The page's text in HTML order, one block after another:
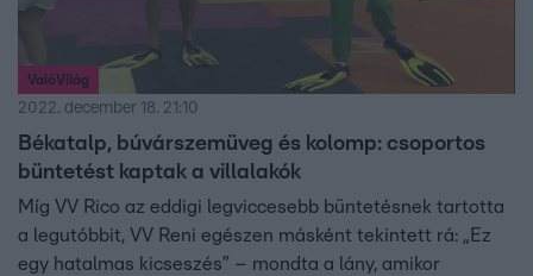
ValóVilág
2022. december 18. 21:10
Békatalp, búvárszemüveg és kolomp: csoportos
büntetést kaptak a villalakók
Míg VV Rico az eddigi legviccesebb büntetésnek tartotta
a legutóbbit, VV Reni egészen másként tekintett rá: „Ez
egy hatalmas kicseszés” – mondta a lány, amikor